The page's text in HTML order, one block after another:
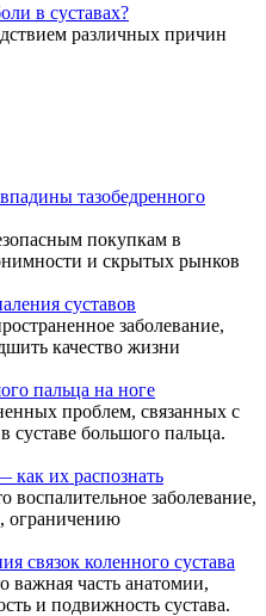
в суставах?
различных причин
тазобедренного
покупкам в
и скрытых рынков
суставов
заболевание,
качество жизни
пальца на ноге
проблем, связанных с
суставе большого пальца.
их распознать
воспалительное заболевание,
ограничению
связок коленного сустава
важная часть анатомии,
и подвижность сустава.